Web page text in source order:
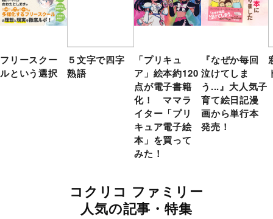
フリースクー
ルという選択
５文字で四字
熟語
「プリキュ
ア」絵本約120
点が電子書籍
化！ ママラ
イター「プリ
キュア電子絵
本」を買って
みた！
『なぜか毎回
泣けてしま
う...』大人気子
育て絵日記漫
画から単行本
発売！
コクリコ ファミリー
人気の記事・特集